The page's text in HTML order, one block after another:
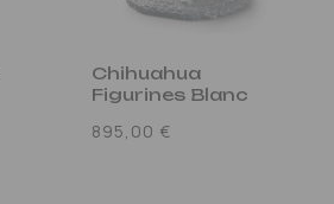
Chihuahua
Figurines Blanc
Prix
895,00 €